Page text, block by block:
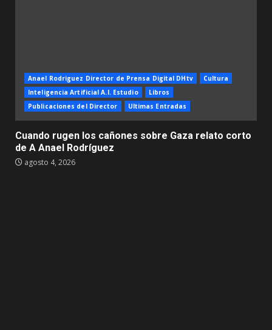
Anael Rodriguez Director de Prensa Digital DHtv
Cultura
Inteligencia Artificial A.I. Estudio
Libros
Publicaciones del Director
Ultimas Entradas
Cuando rugen los cañones sobre Gaza relato corto
de A Anael Rodríguez
agosto 4, 2026